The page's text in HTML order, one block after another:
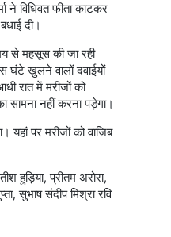
ने विधिवत फीता काटकर
दी।
से महसूस की जा रही
घंटे खुलने वालों दवाईयों
रात में मरीजों को
सामना नहीं करना पड़ेगा।
यहां पर मरीजों को वाजिब
हुड़िया, प्रीतम अरोरा,
सुभाष संदीप मिश्रा रवि